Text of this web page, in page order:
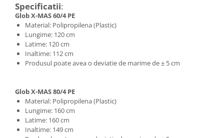
Specificatii:
Glob X-MAS 60/4 PE
Material: Polipropilena (Plastic)
Lungime: 120 cm
Latime: 120 cm
Inaltime: 112 cm
Produsul poate avea o deviatie de marime de ± 5 cm
Glob X-MAS 80/4 PE
Material: Polipropilena (Plastic)
Lungime: 160 cm
Latime: 160 cm
Inaltime: 149 cm